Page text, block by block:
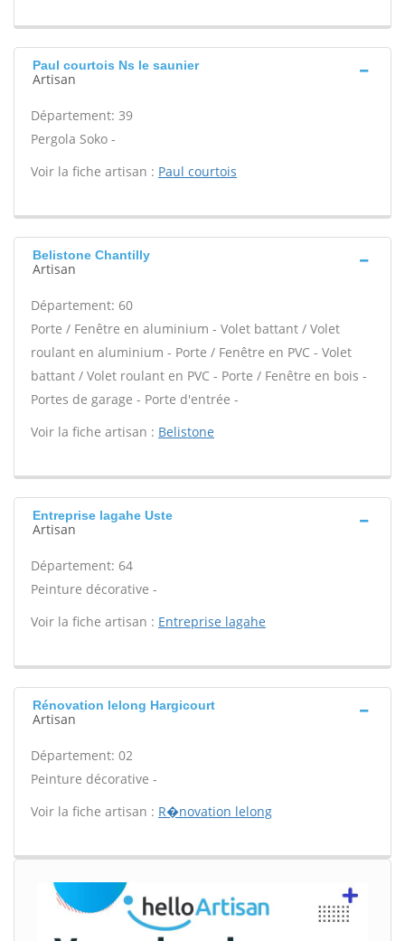
Paul courtois Ns le saunier
Artisan
Département: 39
Pergola Soko -
Voir la fiche artisan : Paul courtois
Belistone Chantilly
Artisan
Département: 60
Porte / Fenêtre en aluminium - Volet battant / Volet
roulant en aluminium - Porte / Fenêtre en PVC - Volet
battant / Volet roulant en PVC - Porte / Fenêtre en bois -
Portes de garage - Porte d'entrée -
Voir la fiche artisan : Belistone
Entreprise lagahe Uste
Artisan
Département: 64
Peinture décorative -
Voir la fiche artisan : Entreprise lagahe
Rénovation lelong Hargicourt
Artisan
Département: 02
Peinture décorative -
Voir la fiche artisan : R�novation lelong